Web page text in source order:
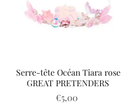
Serre-tête Océan Tiara rose
GREAT PRETENDERS
€5,00